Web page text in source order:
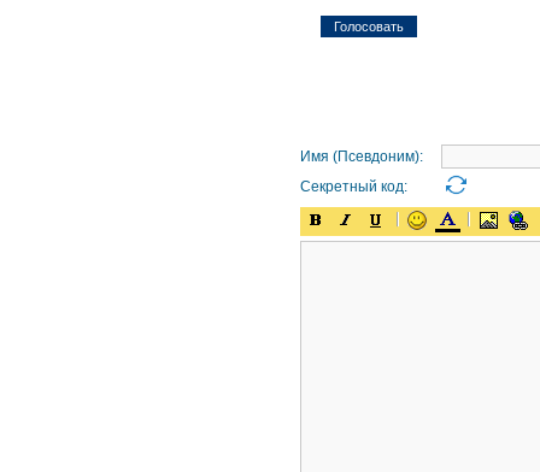
Имя (Псевдоним):
Секретный код: